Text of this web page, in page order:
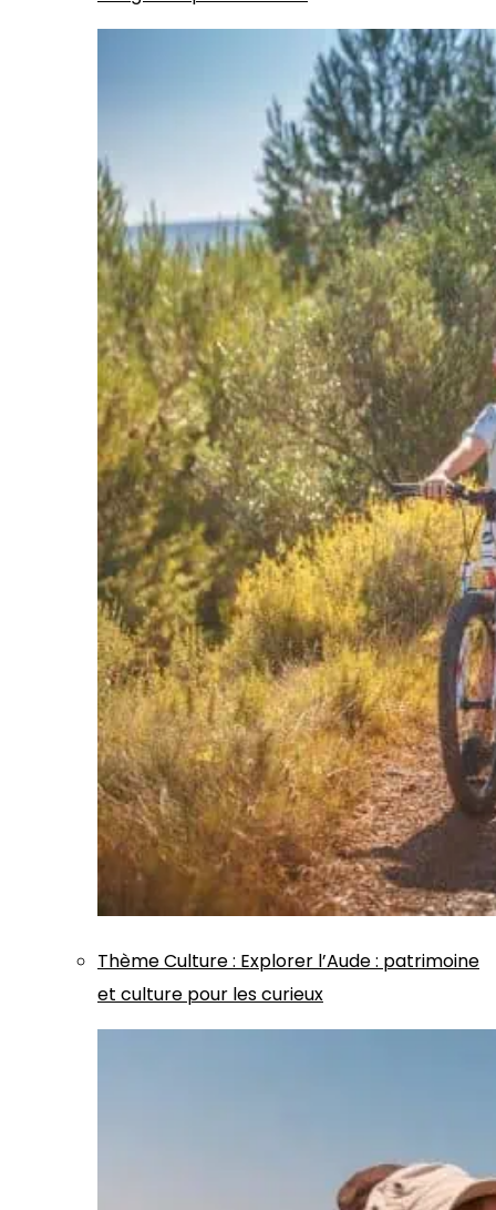
ThèmeCulture: Explorer l’Aude : patrimoine
et culture pour les curieux